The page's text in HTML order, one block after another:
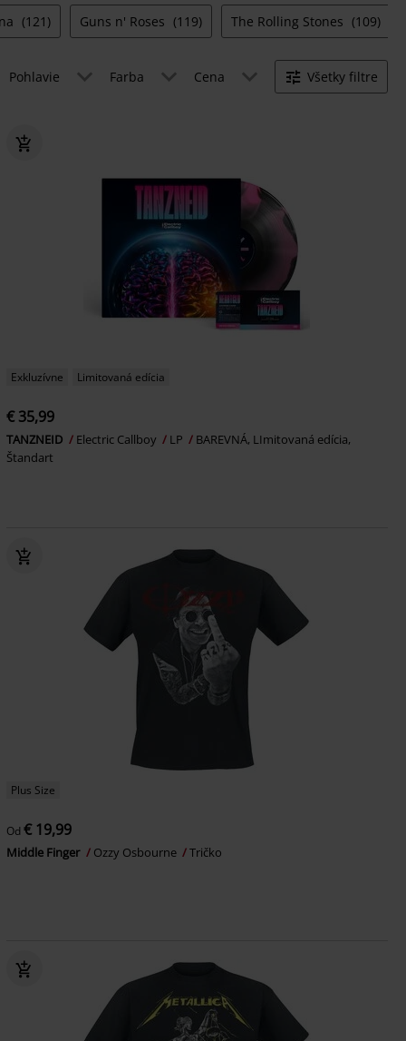
(121) Guns n' Roses (119) The Rolling Stones (109)
Pohlavie Farba Cena Všetky filtre
Exkluzívne Limitovaná edícia
€ 35,99
TANZNEID Electric Callboy LP
BAREVNÁ, LImitovaná edícia,
Štandart
Plus Size
Od € 19,99
Middle Finger Ozzy Osbourne Tričko